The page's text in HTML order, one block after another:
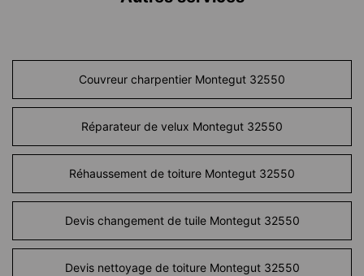
Couvreur charpentier Montegut 32550
Réparateur de velux Montegut 32550
Réhaussement de toiture Montegut 32550
Devis changement de tuile Montegut 32550
Devis nettoyage de toiture Montegut 32550